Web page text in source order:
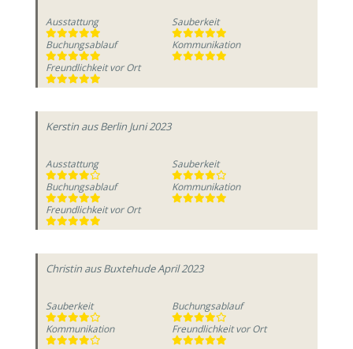
Ausstattung
Sauberkeit
Buchungsablauf
Kommunikation
Freundlichkeit vor Ort
Kerstin aus Berlin Juni 2023
Ausstattung
Sauberkeit
Buchungsablauf
Kommunikation
Freundlichkeit vor Ort
Christin aus Buxtehude April 2023
Sauberkeit
Buchungsablauf
Kommunikation
Freundlichkeit vor Ort